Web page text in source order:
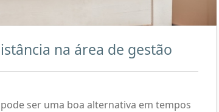
na área de gestão
ser uma boa alternativa em tempos